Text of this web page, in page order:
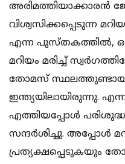
വിശ്വസിക്കപ്പെടുന്ന
എന്ന പുസ്തകത്തില്‍,
മറിയം മരിച്ച്
തോമസ്
ഇന്ത്യയിലായിരുന്നു.
എത്തിയപ്പോള്‍ പരിശുദ്ധ
സന്ദര്‍ശിച്ചു. അപ്പോള്‍
പ്രത്യക്ഷപ്പെടുകയും